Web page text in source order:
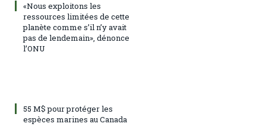
«Nous exploitons les
ressources limitées de cette
planète comme s’il n’y avait
pas de lendemain», dénonce
l’ONU
55 M$ pour protéger les
espèces marines au Canada